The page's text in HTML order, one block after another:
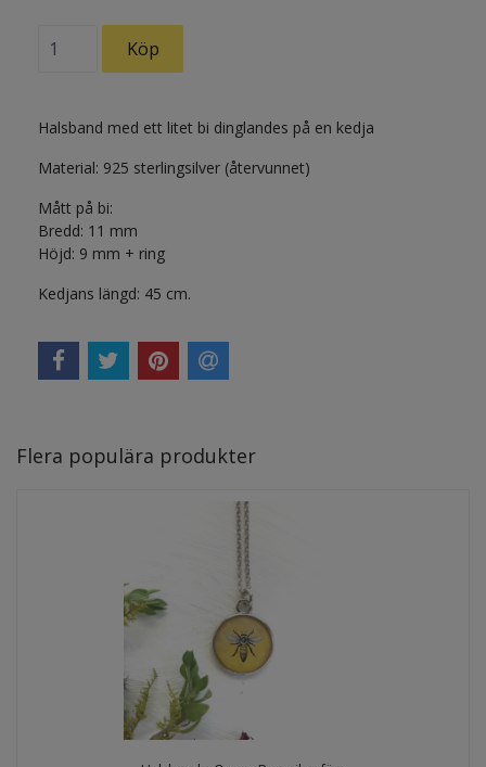
Halsband med ett litet bi dinglandes på en kedja
Material: 925 sterlingsilver (återvunnet)
Mått på bi:
Bredd: 11 mm
Höjd: 9 mm + ring
Kedjans längd: 45 cm.
Flera populära produkter